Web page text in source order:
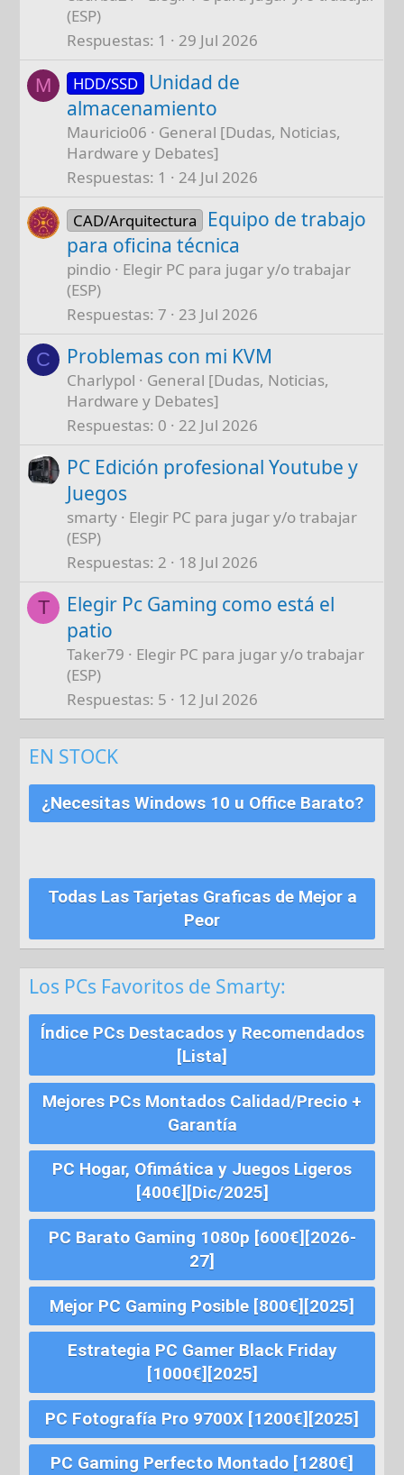
(ESP)
Respuestas 1 29 Jul 2026
M HDD/SSD Unidad de
almacenamiento
Mauricio06
General [Dudas, Noticias,
Hardware y Debates]
Respuestas 1 24 Jul 2026
CAD/Arquitectura
Equipo de trabajo
para oficina técnica
pindio
Elegir PC para jugar y/o trabajar
(ESP)
Respuestas 7 23 Jul 2026
C Problemas con mi KVM
Charlypol
General [Dudas, Noticias,
Hardware y Debates]
Respuestas 0 22 Jul 2026
PC Edición profesional Youtube y
Juegos
smarty
Elegir PC para jugar y/o trabajar
(ESP)
Respuestas 2 18 Jul 2026
T
Elegir Pc Gaming como está el
patio
Taker79
Elegir PC para jugar y/o trabajar
(ESP)
Respuestas 5 12 Jul 2026
EN STOCK
¿Necesitas Windows 10 u Office Barato?
Todas Las Tarjetas Graficas de Mejor a
Peor
Los PCs Favoritos de Smarty:
Índice PCs Destacados y Recomendados
[Lista]
Mejores PCs Montados Calidad/Precio +
Garantía
PC Hogar, Ofimática y Juegos Ligeros
[400€][Dic/2025]
PC Barato Gaming 1080p [600€][2026-
27]
Mejor PC Gaming Posible [800€][2025]
Estrategia PC Gamer Black Friday
[1000€][2025]
PC Fotografía Pro 9700X [1200€][2025]
PC Gaming Perfecto Montado [1280€]